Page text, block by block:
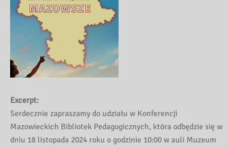
Excerpt:
Serdecznie zapraszamy do udziału w Konferencji
Mazowieckich Bibliotek Pedagogicznych, która odbędzie się w
dniu 18 listopada 2024 roku o godzinie 10:00 w auli Muzeum